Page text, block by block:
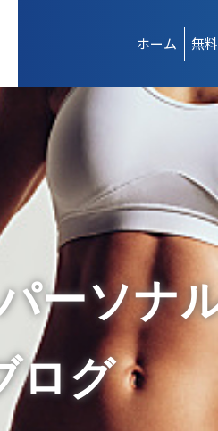
ホーム 無
ーソナ
ログ